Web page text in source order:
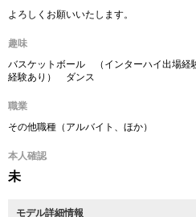
よろしくお願いいたします。
趣味
バスケットボール （インターハイ出場
経験あり） ダンス
職業
その他職種（アルバイト、ほか）
本人確認
未
モデル詳細情報